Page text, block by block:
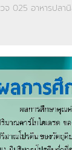
วจ 025 อาหารปล